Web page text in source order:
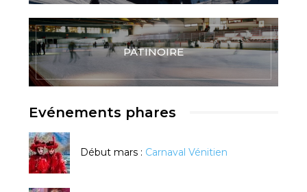
PATINOIRE
Evénements phares
Début mars : Carnaval Vénitien